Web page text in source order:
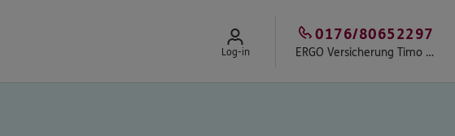
Log-in ERGO Versicherung Timo Krieg
0176/80652297